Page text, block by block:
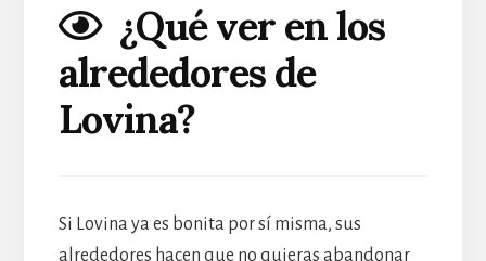
¿Qué ver en los
alrededores de
Lovina?
Si Lovina ya es bonita por sí misma, sus
alrededores hacen que no quieras abandonar